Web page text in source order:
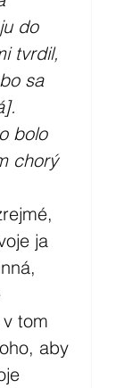
do
tvrdil,
sa
bolo
chorý
ja
tom
aby